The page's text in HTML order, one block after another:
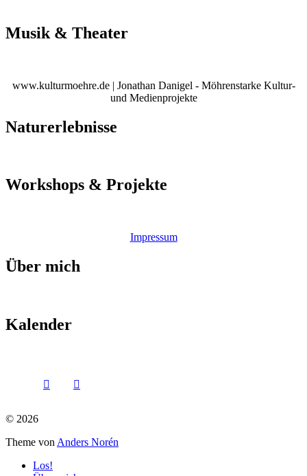
Musik & Theater
www.kulturmoehre.de | Jonathan Danigel - Möhrenstarke Kultur-
und Medienprojekte
Naturerlebnisse
Workshops & Projekte
Impressum
Über mich
Kalender
© 2026
Theme von Anders Norén
Los!